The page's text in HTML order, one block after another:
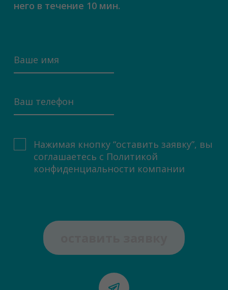
него в течение 10 мин.
Нажимая кнопку “оставить заявку”, вы
соглашаетесь с Политикой
конфиденциальности компании